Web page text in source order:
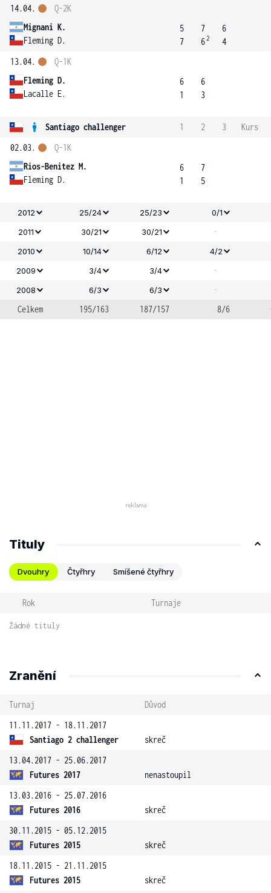
14.04.
Mignani K.
Fleming D.
Q-2K
5
7
7
62
6
4
13.04.
Fleming D.
Lacalle E.
Q-1K
6
1
6
3
Santiago challenger 1 2 3
Kurs
02.03.
Rios-Benitez M.
Fleming D.
Q-1K
6
1
7
5
2012 25/24 25/23
0/1
2011
30/21 30/21 -
2010 10/14 6/12
4/2
2009
3/4 3/4 -
2008 6/3 6/3
-
Celkem
195/163 187/157 8/6
Tituly
Dvouhry Čtyřhry Smíšené čtyřhry
Rok Turnaje
Žádné tituly
Zranění
Turnaj
Důvod
11.11.2017 - 18.11.2017
Santiago 2 challenger
skreč
13.04.2017 - 25.06.2017
Futures 2017
nenastoupil
13.03.2016 - 25.07.2016
Futures 2016
skreč
30.11.2015 - 05.12.2015
Futures 2015
skreč
18.11.2015 - 21.11.2015
Futures 2015
skreč